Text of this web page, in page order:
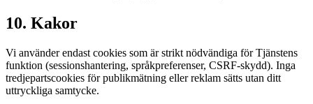
10. Kakor
Vi använder endast cookies som är strikt nödvändiga för Tjänstens
funktion (sessionshantering, språkpreferenser, CSRF-skydd). Inga
tredjepartscookies för publikmätning eller reklam sätts utan ditt
uttryckliga samtycke.